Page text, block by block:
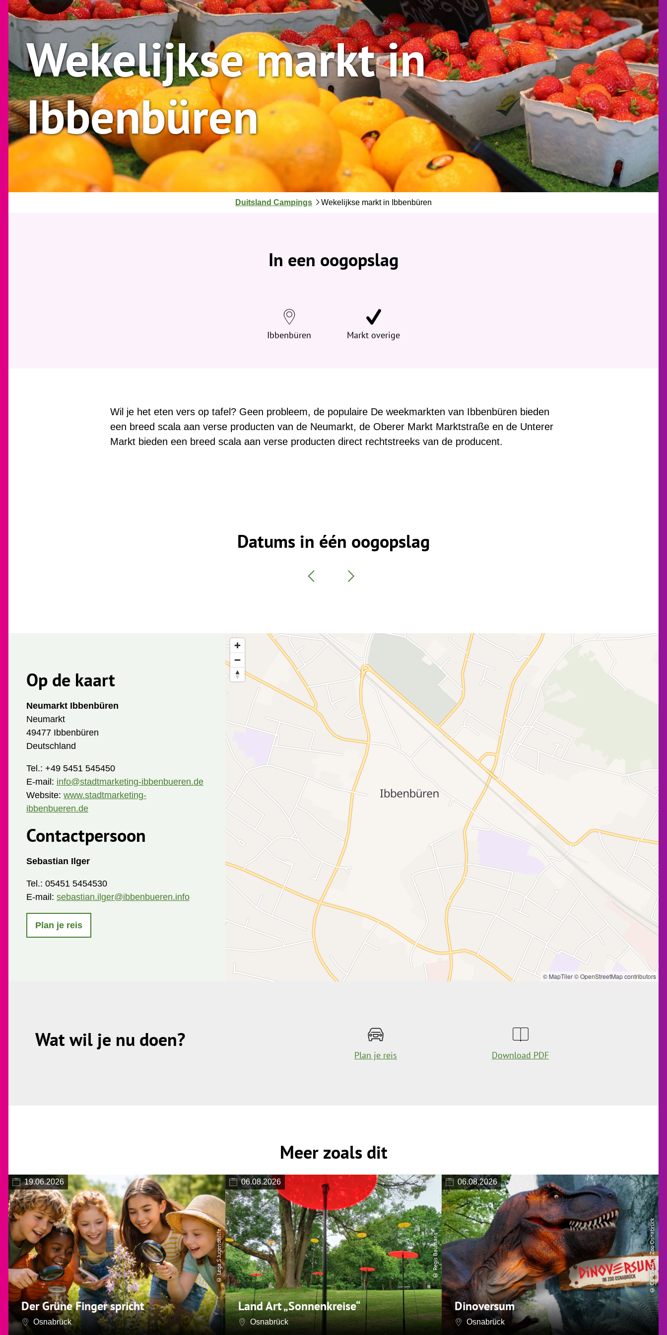
Wekelijkse markt in
Ibbenbüren
J
Duitsland Campings Wekelijkse markt in Ibbenbüren
In een oogopslag
Ibbenbüren Markt overige
Wil je het eten vers op tafel? Geen probleem, de populaire De weekmarkten van Ibbenbüren bieden
een breed scala aan verse producten van de Neumarkt, de Oberer Markt Marktstraße en de Unterer
Markt bieden een breed scala aan verse producten direct rechtstreeks van de producent.
Datums in één oogopslag
Op de kaart
Neumarkt Ibbenbüren
Neumarkt
49477 Ibbenbüren
Deutschland
Tel.: +49 5451 545450
E-mail: info@stadtmarketing-ibbenbueren.de
Website: www.stadtmarketing-
ibbenbueren.de
Contactpersoon
Sebastian Ilger
Tel.: 05451 5454530
E-mail: sebastian.ilger@ibbenbueren.info
Plan je reis
© MapTiler© OpenStreetMap contributors
Wat wil je nu doen?
Plan je reis Download PDF
Meer zoals dit
19.06.2026
Der Grüne Finger spricht
Osnabrück
© Lega S Jugendhilfe
06.08.2026
Land Art „Sonnenkreise“
Osnabrück
© Regis Baumans
06.08.2026
Dinoversum
Osnabrück
©
CC-BY-SA
| Zoo Osnabrück